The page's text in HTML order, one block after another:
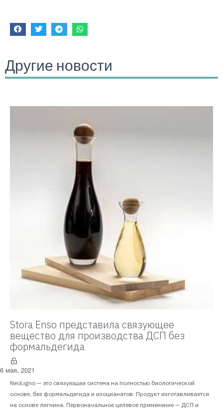
Другие новости
Stora Enso представила связующее
вещество для производства ДСП без
формальдегида
6 мая, 2021
NeoLigno — это связующая система на полностью биологической
основе, без формальдегида и изоцианатов. Продукт изготавливается
на основе лигнина. Первоначальное целевое применение — ДСП и